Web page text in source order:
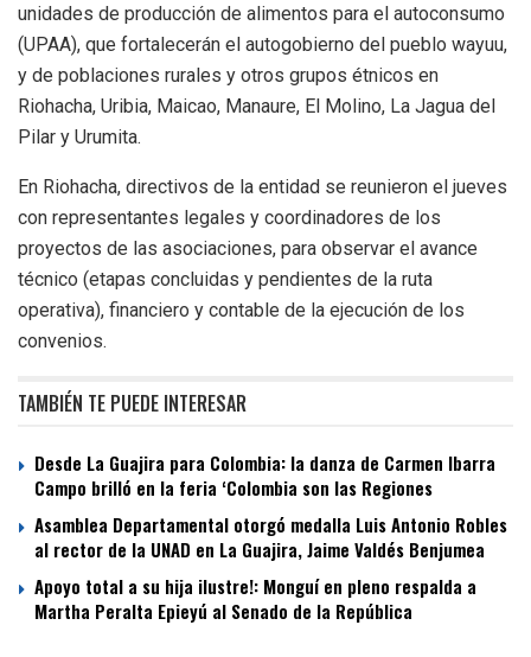
unidades de producción de alimentos para el autoconsumo
(UPAA), que fortalecerán el autogobierno del pueblo wayuu,
y de poblaciones rurales y otros grupos étnicos en
Riohacha, Uribia, Maicao, Manaure, El Molino, La Jagua del
Pilar y Urumita.
En Riohacha, directivos de la entidad se reunieron el jueves
con representantes legales y coordinadores de los
proyectos de las asociaciones, para observar el avance
técnico (etapas concluidas y pendientes de la ruta
operativa), financiero y contable de la ejecución de los
convenios.
TAMBIÉN TE PUEDE INTERESAR
Desde La Guajira para Colombia: la danza de Carmen Ibarra
Campo brilló en la feria ‘Colombia son las Regiones
Asamblea Departamental otorgó medalla Luis Antonio Robles
al rector de la UNAD en La Guajira, Jaime Valdés Benjumea
Apoyo total a su hija ilustre!: Monguí en pleno respalda a
Martha Peralta Epieyú al Senado de la República